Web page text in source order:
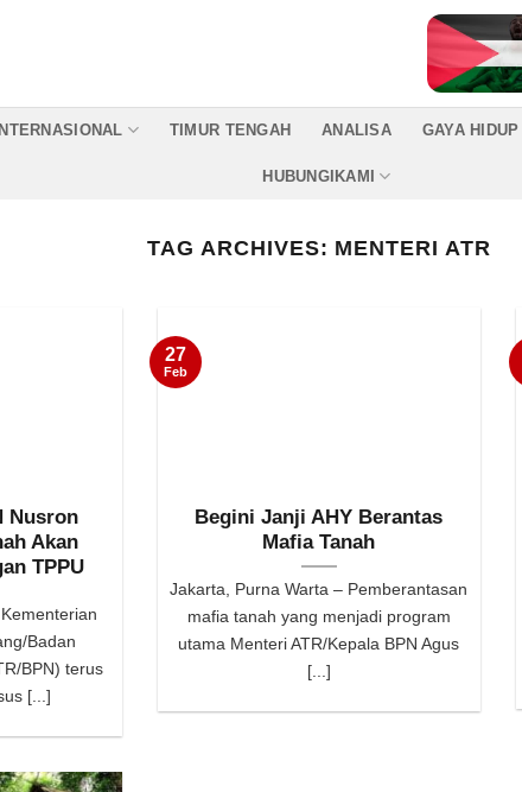
TIMUR TENGAH ANALISA GAYA HIDUP
HUBUNGIKAMI
TAG ARCHIVES: MENTERI ATR
Nusron
Akan
TPPU
Badan
BPN) terus
[...]
Begini Janji AHY Berantas
Mafia Tanah
Jakarta, Purna Warta – Pemberantasan
mafia tanah yang menjadi program
utama Menteri ATR/Kepala BPN Agus
[...]
27
Feb